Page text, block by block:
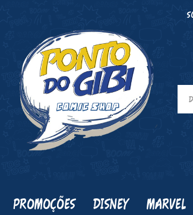
PROMOÇÕES DISNEY MARVEL